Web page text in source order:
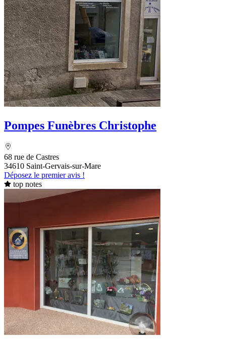
Pompes Funèbres Christophe
68 rue de Castres
34610 Saint-Gervais-sur-Mare
Déposez le premier avis !
top notes